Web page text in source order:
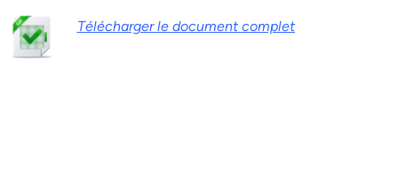
Télécharger le document complet